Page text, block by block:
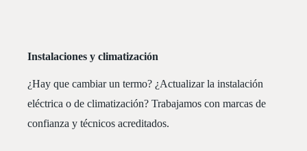
Instalaciones y climatización
¿Hay que cambiar un termo? ¿Actualizar la instalación
eléctrica o de climatización? Trabajamos con marcas de
confianza y técnicos acreditados.